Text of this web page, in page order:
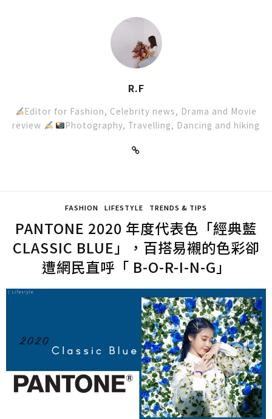
R.F
Editor for Fashion, Celebrity news, Drama and Movie
review
Photography, Travelling, Dancing and hiking
FASHION LIFESTYLE TRENDS & TIPS
PANTONE 2020 年度代表色「經典藍
CLASSIC BLUE」，百搭易襯的色彩卻
遭網民直呼「 B-O-R-I-N-G」